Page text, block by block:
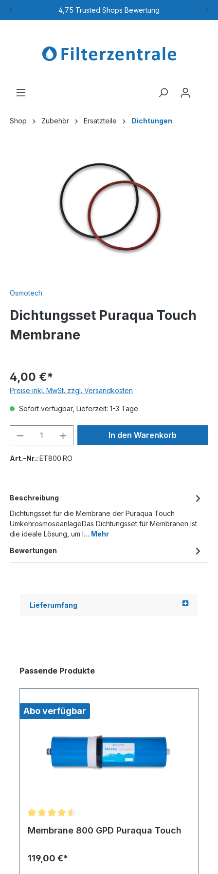
4,75 Trusted Shops Bewertung
Shop Zubehör Ersatzteile Dichtungen
Osmotech
Dichtungsset Puraqua Touch
Membrane
4,00 €*
Preise inkl. MwSt. zzgl. Versandkosten
Sofort verfügbar, Lieferzeit: 1-3 Tage
In den Warenkorb
Art.-Nr.: ET800.RO
Beschreibung
Dichtungsset für die Membrane der Puraqua Touch
UmkehrosmoseanlageDas Dichtungsset für Membranen ist
die ideale Lösung, um I… Mehr
Bewertungen
Lieferumfang
Passende Produkte
Abo verfügbar
Membrane 800 GPD Puraqua Touch
119,00 €*